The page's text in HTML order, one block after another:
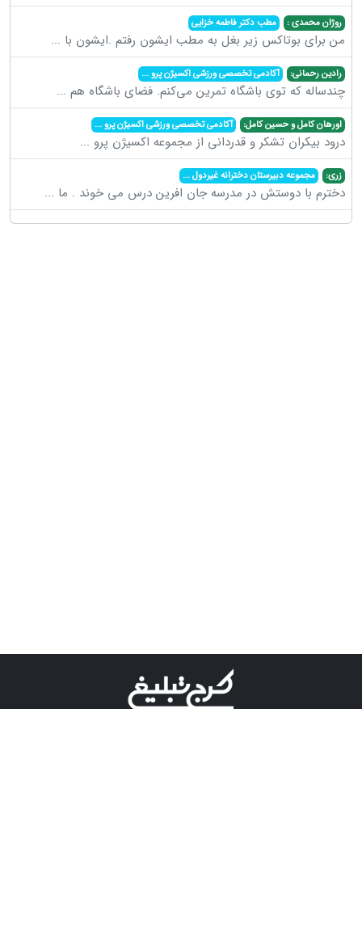
روژان محمدی : مطب دکتر فاطمه خزایی
من برای بوتاکس زیر بغل به مطب ایشون رفتم .ایشون با ...
رادین رحمانی: آکادمی تخصصی ورزشی اکسیژن پرو...
چندساله که توی باشگاه تمرین می‌کنم. فضای باشگاه هم ...
اورهان کامل و حسین کامل: آکادمی تخصصی ورزشی اکسیژن پرو...
درود بیکران تشکر و قدردانی از مجموعه اکسیژن پرو ...
زری: مجموعه دبیرستان دخترانه غیردول...
دخترم با دوستش در مدرسه جان افرین درس می خوند . ما ...